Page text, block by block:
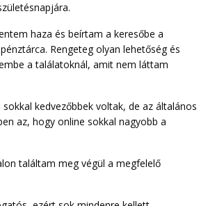
haza és beírtam a keresőbe a
Rengeteg olyan lehetőség és
a találatoknál, amit nem láttam
sokkal kedvezőbbek voltak, de az általános
az, hogy online sokkal nagyobb a
találtam meg végül a megfelelő